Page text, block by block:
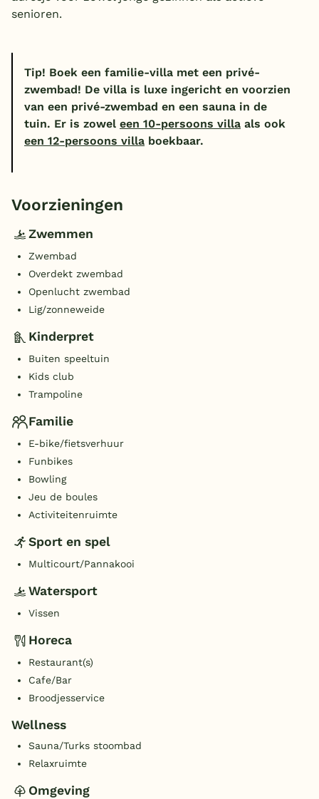
senioren.
Tip! Boek een familie-villa met een privé-
zwembad! De villa is luxe ingericht en voorzien
van een privé-zwembad en een sauna in de
tuin. Er is zowel een 10-persoons villa als ook
een 12-persoons villa boekbaar.
Voorzieningen
Zwemmen
Zwembad
Overdekt zwembad
Openlucht zwembad
Lig/zonneweide
Kinderpret
Buiten speeltuin
Kids club
Trampoline
Familie
E-bike/fietsverhuur
Funbikes
Bowling
Jeu de boules
Activiteitenruimte
Sport en spel
Multicourt/Pannakooi
Watersport
Vissen
Horeca
Restaurant(s)
Cafe/Bar
Broodjesservice
Wellness
Sauna/Turks stoombad
Relaxruimte
Omgeving